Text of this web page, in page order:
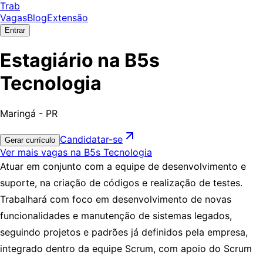
Trab
VagasBlogExtensão
Entrar
Estagiário na B5s
Tecnologia
Maringá - PR
Gerar currículo Candidatar-se
Ver mais vagas na B5s Tecnologia
Atuar em conjunto com a equipe de desenvolvimento e
suporte, na criação de códigos e realização de testes.
Trabalhará com foco em desenvolvimento de novas
funcionalidades e manutenção de sistemas legados,
seguindo projetos e padrões já definidos pela empresa,
integrado dentro da equipe Scrum, com apoio do Scrum